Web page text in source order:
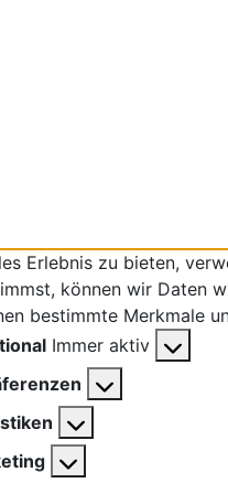
Erlebnis zu bieten,
können wir Daten
bestimmte Merkmale
Immer aktiv